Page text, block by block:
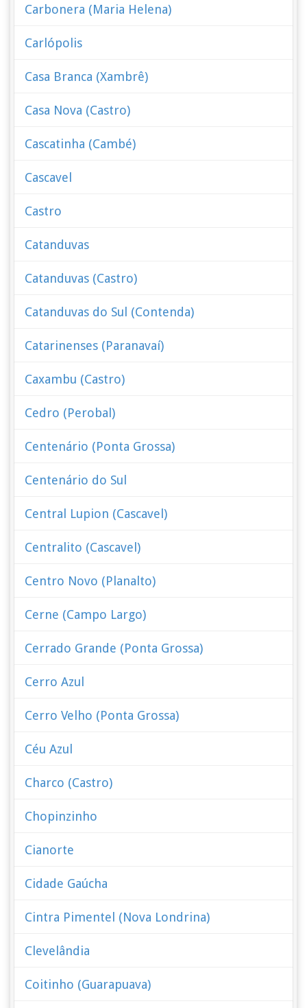
Carbonera (Maria Helena)
Carlópolis
Casa Branca (Xambrê)
Casa Nova (Castro)
Cascatinha (Cambé)
Cascavel
Castro
Catanduvas
Catanduvas (Castro)
Catanduvas do Sul (Contenda)
Catarinenses (Paranavaí)
Caxambu (Castro)
Cedro (Perobal)
Centenário (Ponta Grossa)
Centenário do Sul
Central Lupion (Cascavel)
Centralito (Cascavel)
Centro Novo (Planalto)
Cerne (Campo Largo)
Cerrado Grande (Ponta Grossa)
Cerro Azul
Cerro Velho (Ponta Grossa)
Céu Azul
Charco (Castro)
Chopinzinho
Cianorte
Cidade Gaúcha
Cintra Pimentel (Nova Londrina)
Clevelândia
Coitinho (Guarapuava)